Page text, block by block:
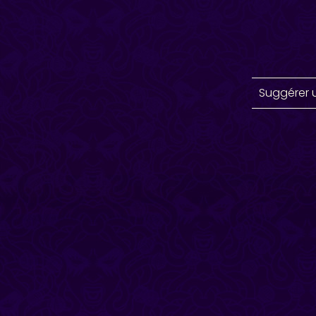
Suggérer